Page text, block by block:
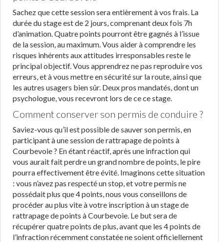
Sachez que cette session sera entièrement à vos frais. La
durée du stage est de 2 jours, comprenant deux fois 7h
d’animation. Quatre points pourront être gagnés à l’issue
de la session, au maximum. Vous aider à comprendre les
risques inhérents aux attitudes irresponsables reste le
principal objectif. Vous apprendrez ne pas reproduire vos
erreurs, et à vous mettre en sécurité sur la route, ainsi que
les autres usagers bien sûr. Deux pros mandatés, dont un
psychologue, vous recevront lors de ce ce stage.
Comment conserver son permis de conduire ?
Saviez-vous qu’il est possible de sauver son permis, en
participant à une session de rattrapage de points à
Courbevoie ? En étant réactif, après une infraction qui
vous aurait fait perdre un grand nombre de points, le pire
pourra effectivement être évité. Imaginons cette situation
: vous n’avez pas respecté un stop, et votre permis ne
possédait plus que 4 points, nous vous conseillons de
procéder au plus vite à votre inscription à un stage de
rattrapage de points à Courbevoie. Le but sera de
récupérer quatre points de plus, avant que les 4 points de
l’infraction récemment constatée ne soient officiellement